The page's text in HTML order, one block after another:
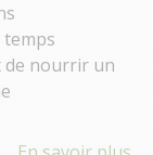
temps
de nourrir un